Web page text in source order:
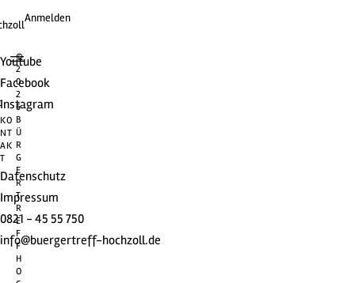
Anmelden
Youtube
Facebook
Instagram
KO
NT
AK
T
Datenschutz
Impressum
0821 - 45 55 750
info@buergertreff-hochzoll.de
©
2
0
2
6
B
Ü
R
G
E
R
T
R
E
F
F
H
O